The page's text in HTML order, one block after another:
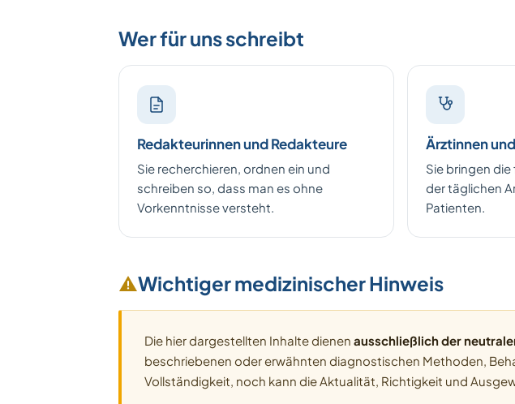
Wer für uns schreibt
Redakteurinnen und Redakteure
Sie recherchieren, ordnen ein und
schreiben so, dass man es ohne
Vorkenntnisse versteht.
Ärztinnen
Sie bringen
der täglichen
Patienten.
Wichtiger medizinischer Hinweis
Die hier dargestellten Inhalte dienen ausschließlich der
beschriebenen oder erwähnten diagnostischen Methoden,
Vollständigkeit, noch kann die Aktualität, Richtigkeit und